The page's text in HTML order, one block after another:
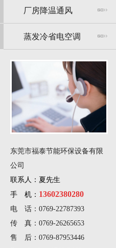
厂房降温通风
蒸发冷省电空调
东莞市福泰节能环保设备有限
公司
联系人：夏先生
手 机： 13602380280
电 话：0769-22787393
传 真：0769-26265653
售 后：0769-87953446